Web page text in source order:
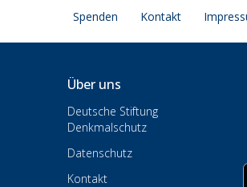
Spenden Kontakt
Über uns
Deutsche Stiftung
Denkmalschutz
Datenschutz
Kontakt